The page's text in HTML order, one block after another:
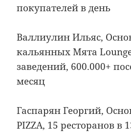
покупателей в день
Валлиулин Ильяс,
кальянных Мята
заведений, 600.000+
месяц
Гаспарян Георгий,
PIZZA, 15 ресторанов в